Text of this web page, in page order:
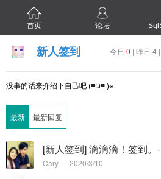
首页 论坛
新人签到 今日 0 | 昨日 4
没事的话来介绍下自己吧 (≡ω≡.)※
最新 最新回复
[新人签到] 滴滴滴！签到。-
Cary 2020/3/10